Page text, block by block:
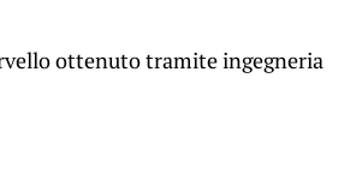
ottenuto tramite ingegneria